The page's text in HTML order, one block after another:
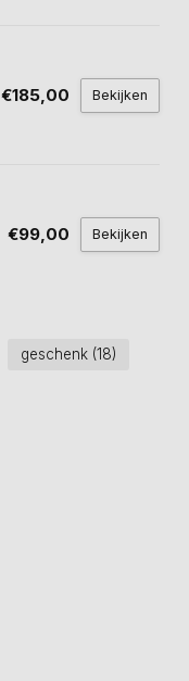
€185,00 Bekijken
€99,00 Bekijken
geschenk (18)